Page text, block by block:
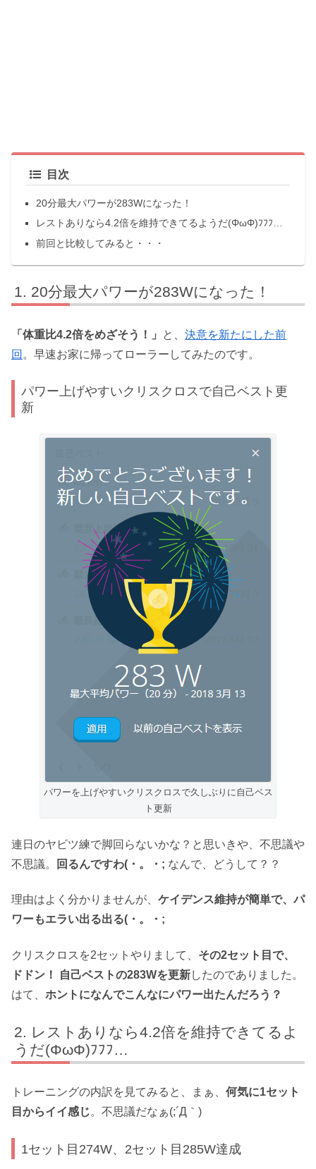
目次
20分最大パワーが283Wになった！
レストありなら4.2倍を維持できてるようだ(ΦωΦ)ﾌﾌﾌ…
前回と比較してみると・・・
20分最大パワーが283Wになった！
「体重比4.2倍をめざそう！」 と、 決意を新たにした前
回 。早速お家に帰ってローラーしてみたのです。
パワー上げやすいクリスクロスで自己ベスト更
新
パワーを上げやすいクリスクロスで久しぶりに自己ベス
ト更新
連日のヤビツ練で脚回らないかな？と思いきや、不思議や
不思議。
回るんですわ(・。・; なんで、どうして？？
理由はよく分かりませんが、 ケイデンス維持が簡単で、パ
ワーもエラい出る出る(・。・;
クリスクロスを2セットやりまして、 その2セット目で、
ドドン！ 自己ベストの283Wを更新したのでありました。
はて、 ホントになんでこんなにパワー出たんだろう？
レストありなら4.2倍を維持できてるよ
うだ(ΦωΦ)ﾌﾌﾌ…
トレーニングの内訳を見てみると、まぁ、 何気に1セット
目からイイ感じ。不思議だなぁ(;´Д｀)
1セット目274W、2セット目285W達成